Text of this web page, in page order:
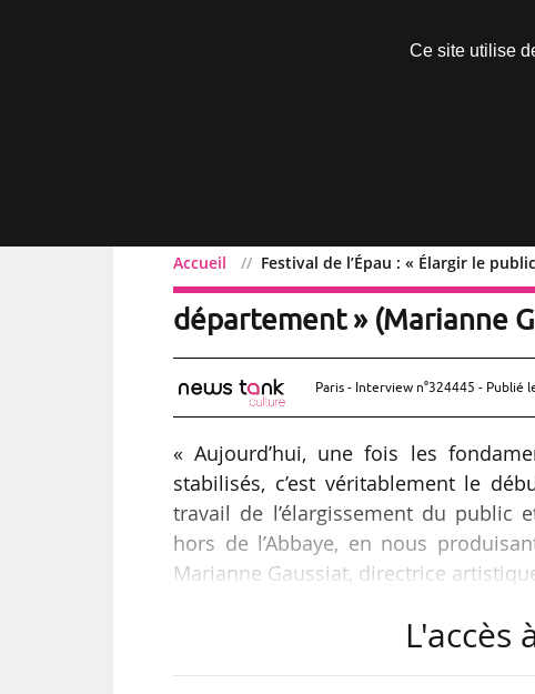
Accueil Festival de l’Épau : « Élargir le
Festival de l’Épau : «
département » (Marianne
Paris - Interview n°324445 - Publié
« Aujourd’hui, une fois les
stabilisés, c’est véritablement le
travail de l’élargissement du public
hors de l’Abbaye, en nous
Marianne Gaussiat, directrice
édition qui se
L'accès
Ce site utilise